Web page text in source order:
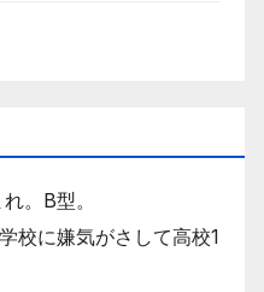
。B型。
校に嫌気がさして高校1